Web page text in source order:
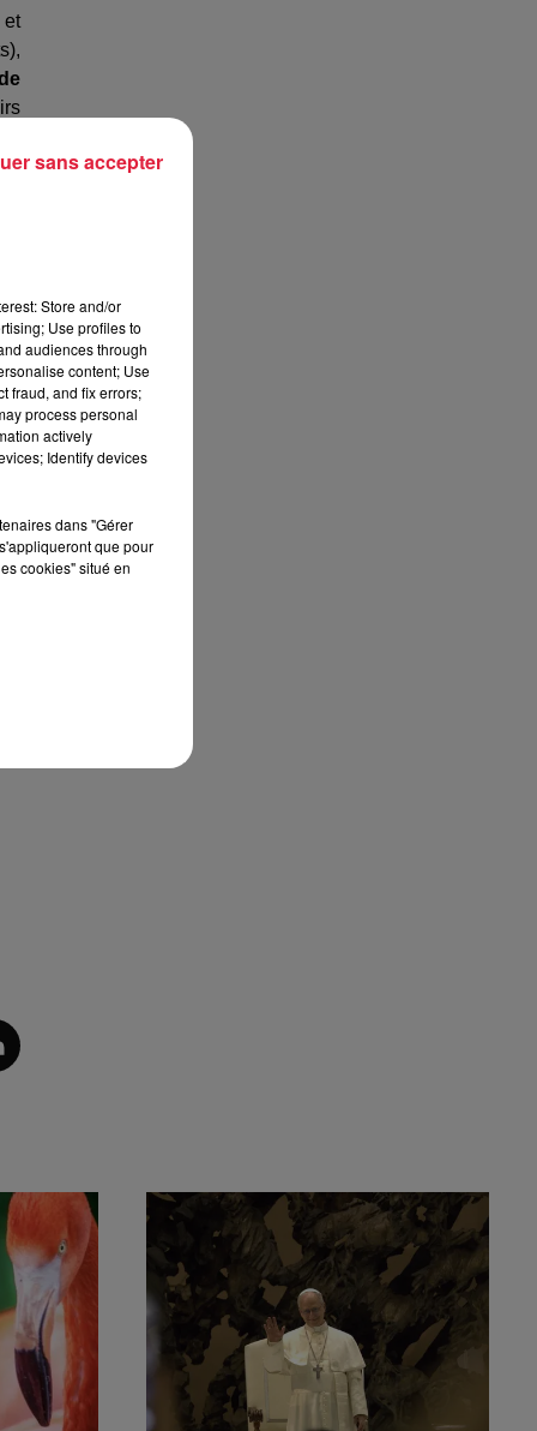
et
Store and/or
Use profiles to
audiences through
content; Use
fraud, and fix errors;
process personal
actively
Identify devices
dans "Gérer
que pour
cookies" situé en
sans accepter